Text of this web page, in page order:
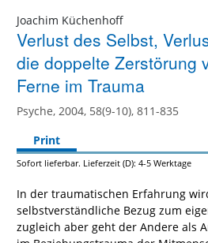
Joachim Küchenhoff
Verlust des Selbst,
die doppelte Zerstörung
Ferne im Trauma
Psyche, 2004, 58(9-10), 811-835
Print
Sofort lieferbar. Lieferzeit (D): 4-5 Werktage
In der traumatischen Erfahrung
selbstverständliche Bezug zum
zugleich aber geht der Andere als